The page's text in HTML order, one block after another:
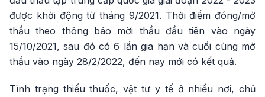
được khởi động từ tháng 9/2021. Thời điểm đóng/mở
thầu theo thông báo mời thầu đầu tiên vào ngày
15/10/2021, sau đó có 6 lần gia hạn và cuối cùng mở
thầu vào ngày 28/2/2022, đến nay mới có kết quả.
Tình trạng thiếu thuốc, vật tư y tế ở nhiều nơi, chủ